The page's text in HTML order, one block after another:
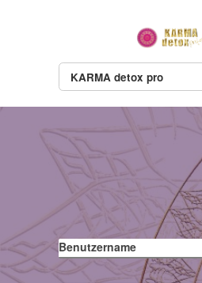
KARMA detox pro
Benutzername